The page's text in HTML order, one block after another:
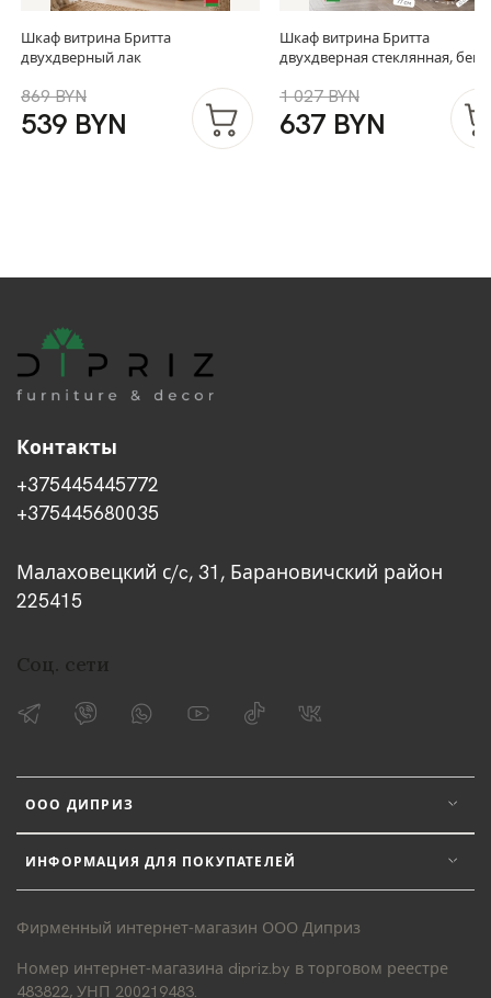
Шкаф витрина Бритта
двухдверный лак
869 BYN
539 BYN
Шкаф витрина Бритта
двухдверная стеклянная, бейц
1 027 BYN
637 BYN
ООО ДИПРИЗ
ИНФОРМАЦИЯ ДЛЯ ПОКУПАТЕЛЕЙ
Контакты
+375445445772
+375445680035
Малаховецкий с/c, 31, Барановичский район
225415
Соц. сети
Фирменный интернет-магазин ООО Диприз
Номер интернет-магазина dipriz.by в торговом реестре
483822, УНП 200219483.